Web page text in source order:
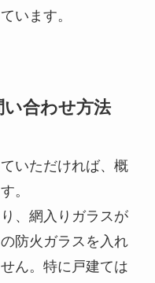
います。
合わせ方法
いただければ、概
。
、網入りガラスが
防火ガラスを入れ
ん。特に戸建ては